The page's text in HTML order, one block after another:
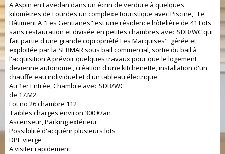
A Aspin en Lavedan dans un écrin de verdure à quelques
kilomètres de Lourdes un complexe touristique avec Piscine, Le
Bâtiment A "Les Gentianes" est une résidence hôtelière de 41 Lots
sans restauration et divisée en petites chambres avec SDB/WC qui
fait partie d'une grande copropriété Les Marquises" gérée et
exploitée par la SERMAR sous bail commercial, sortie du bail à
l'acquisition A prévoir quelques travaux pour que le logement
devienne autonome., création d'une kitchenette, installation d'un
chauffe eau individuel et d'un tableau électrique.
Au 1er Entrée, Chambre avec SDB/WC
de 17.M2.
Lot no 26 chambre 112
Faibles charges environ 300 €/an
Ascenseur, Parking extérieur.
Possibilité d'acquérir plusieurs lots
DPE vierge
A visiter rapidement.